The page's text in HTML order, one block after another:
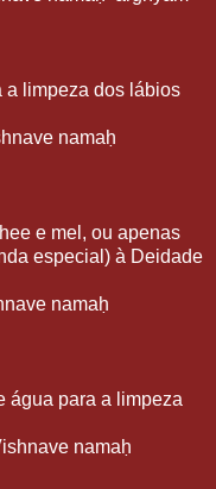
a limpeza dos lábios
namaḥ
e mel, ou apenas
especial) à Deidade
namaḥ
água para a limpeza
namaḥ